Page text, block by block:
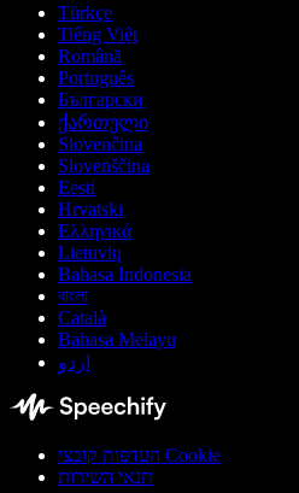
Türkçe
Tiếng Việt
Română
Português
Български
ქართული
Slovenčina
Slovenščina
Eesti
Hrvatski
Ελληνικά
Lietuvių
Bahasa Indonesia
বাংলা
Català
Bahasa Melayu
اردو
העדפות קובצי Cookie
תנאי השירות